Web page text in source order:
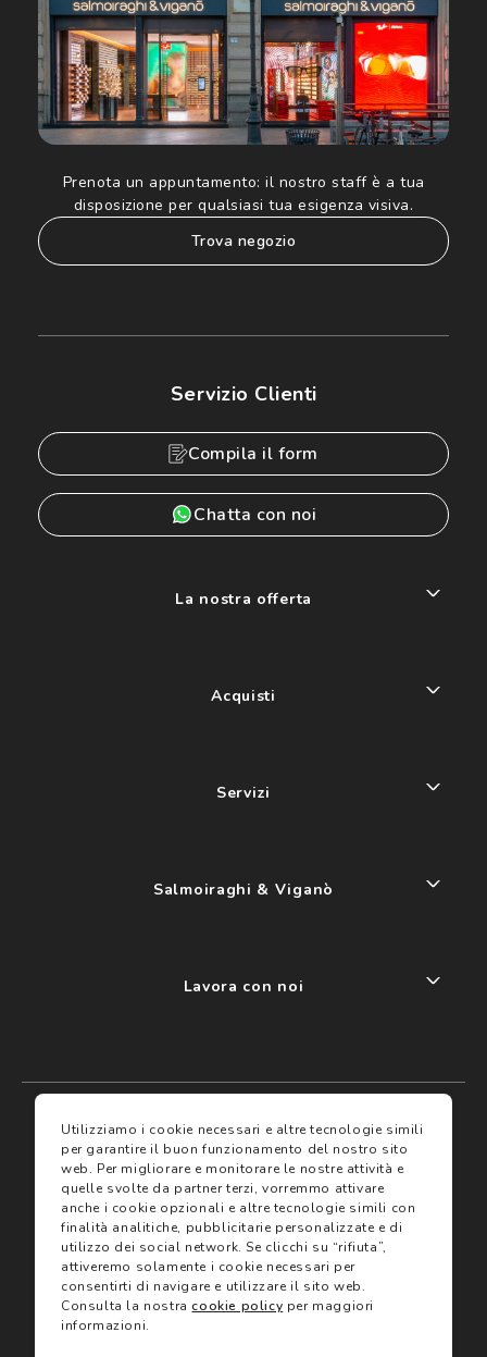
I miei preferiti
Assicurazioni
Servizi
Trova negozio
Prenota un appuntamento: il nostro staff è a tua
disposizione per qualsiasi tua esigenza visiva.
trova negozio
Servizio Clienti
Compila il form
Chatta con noi
La nostra offerta
Acquisti
Servizi
Salmoiraghi & Viganò
Lavora con noi
Termini e condizioni
Termini di vendita
Avvertenze e informazioni di sicurezza sui prodotti
Informativa sulla Privacy
Utilizzo dei cookie
Utilizziamo i cookie necessari e altre tecnologie simili
per garantire il buon funzionamento del nostro sito
web. Per migliorare e monitorare le nostre attività e
quelle svolte da partner terzi, vorremmo attivare
anche i cookie opzionali e altre tecnologie simili con
finalità analitiche, pubblicitarie personalizzate e di
utilizzo dei social network. Se clicchi su “rifiuta”,
attiveremo solamente i cookie necessari per
consentirti di navigare e utilizzare il sito web.
Consulta la nostracookie policy per maggiori
informazioni.